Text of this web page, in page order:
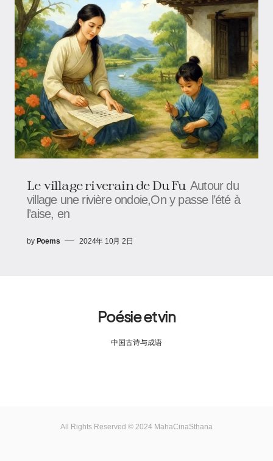
Le village riverain de Du Fu Autour du
village une rivière ondoie,On y passe l’été à
l’aise, en
by Poems 2024年 10月 2日
Poésie et vin
中国古诗与成语
All Rights Reserved © 2024 MahaCinaSthana